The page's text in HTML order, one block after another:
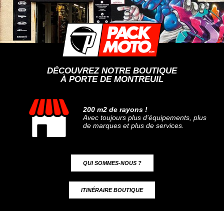
DÉCOUVREZ NOTRE BOUTIQUE
À PORTE DE MONTREUIL
200 m2 de rayons !
Avec toujours plus d'équipements, plus
de marques et plus de services.
QUI SOMMES-NOUS ?
ITINÉRAIRE BOUTIQUE